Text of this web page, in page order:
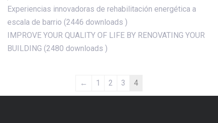
Experiencias innovadoras de rehabilitación energética a
escala de barrio (2446 downloads )
IMPROVE YOUR QUALITY OF LIFE BY RENOVATING YOUR
BUILDING (2480 downloads )
← 1 2 3 4